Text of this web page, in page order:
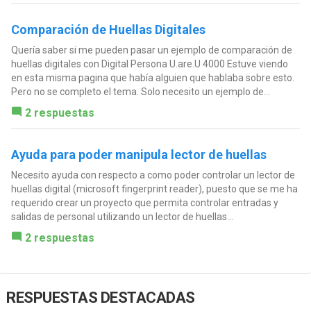
Comparación de Huellas Digitales
Quería saber si me pueden pasar un ejemplo de comparación de
huellas digitales con Digital Persona U.are.U 4000 Estuve viendo
en esta misma pagina que había alguien que hablaba sobre esto.
Pero no se completo el tema. Solo necesito un ejemplo de...
2 respuestas
Ayuda para poder manipula lector de huellas
Necesito ayuda con respecto a como poder controlar un lector de
huellas digital (microsoft fingerprint reader), puesto que se me ha
requerido crear un proyecto que permita controlar entradas y
salidas de personal utilizando un lector de huellas...
2 respuestas
RESPUESTAS DESTACADAS